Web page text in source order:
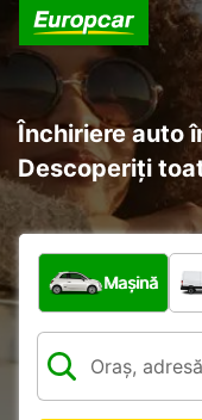
Închiriere auto
Descoperiți
Ce tip de vehicul?
Mașină